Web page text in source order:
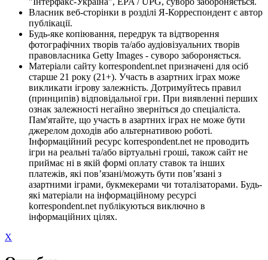
Власник веб-сторінки в розділі Я-Корреспондент є автор
публікації.
Будь-яке копіювання, передрук та відтворення
фотографічних творів та/або аудіовізуальних творів
правовласника Getty Images - суворо забороняється.
Матеріали сайту korrespondent.net призначені для осіб
старше 21 року (21+). Участь в азартних іграх може
викликати ігрову залежність. Дотримуйтесь правил
(принципів) відповідальної гри. При виявленні перших
ознак залежності негайно зверніться до спеціаліста.
Пам'ятайте, що участь в азартних іграх не може бути
джерелом доходів або альтернативою роботі.
Інформаційний ресурс korrespondent.net не проводить
ігри на реальні та/або віртуальні гроші, також сайт не
приймає ні в якій формі оплату ставок та інших
платежів, які пов’язані/можуть бути пов’язані з
азартними іграми, букмекерами чи тоталізаторами. Будь-
які матеріали на інформаційному ресурсі
korrespondent.net публікуються виключно в
інформаційних цілях.
X